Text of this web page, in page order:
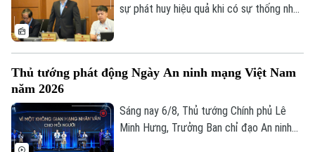
sự phát huy hiệu quả khi có sự thống nhất
biểu Quốc hội đặt ra khi thảo luận tại tổ
đô Hà Nội sáng 6/8.
Thủ tướng phát động Ngày An ninh mạng Việt Nam
năm 2026
Sáng nay 6/8, Thủ tướng Chính phủ Lê
Minh Hưng, Trưởng Ban chỉ đạo An ninh